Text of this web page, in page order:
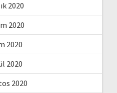
2020
2020
2020
2020
2020